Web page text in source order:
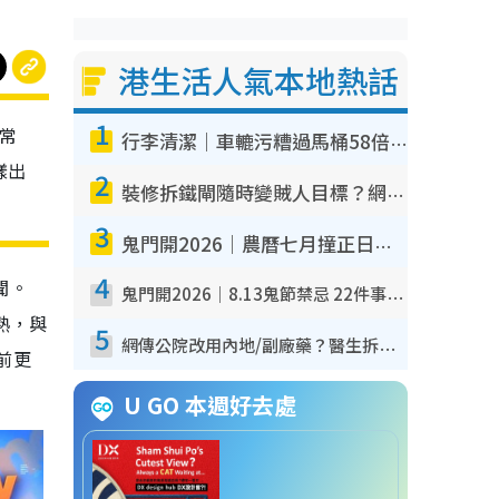
出
，與
更
港生活人氣本地熱話
1 行李清潔｜車轆污糟過馬桶58倍！專家警告忌用酒精抹 教1招免污手除菌
2 裝修拆鐵閘隨時變賊人目標？網民揭2大關鍵用途：裝新式等於白裝？附新舊鐵閘分別
3 鬼門開2026｜農曆七月撞正日全食特別邪？專家警告切忌做一事！揭4大禁忌+2招保平安
4 鬼門開2026｜8.13鬼節禁忌 22件事唔做得！燒肉、刺身要少食？半夜勿吹口哨/打呢個電話
5 網傳公院改用內地/副廠藥？醫生拆解正副廠分別 揭4類人換藥隨時出事
U GO 本週好去處